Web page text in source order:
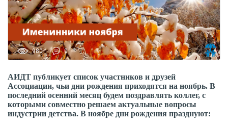
980 0
АИДТ публикует список участников и друзей
Ассоциации, чьи дни рождения приходятся на ноябрь. В
последний осенний месяц будем поздравлять коллег, с
которыми совместно решаем актуальные вопросы
индустрии детства. В ноябре дни рождения празднуют: